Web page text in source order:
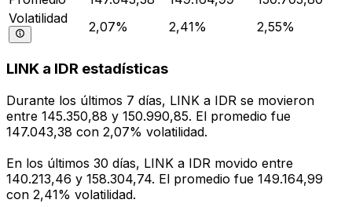
Volatilidad
2,07% 2,41% 2,55%
LINK a IDR estadísticas
Durante los últimos 7 días, LINK a IDR se movieron
entre 145.350,88 y 150.990,85. El promedio fue
147.043,38 con 2,07% volatilidad.
En los últimos 30 días, LINK a IDR movido entre
140.213,46 y 158.304,74. El promedio fue 149.164,99
con 2,41% volatilidad.